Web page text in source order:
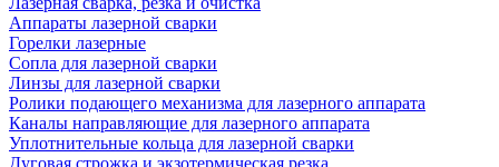
Аппараты лазерной сварки
Горелки лазерные
Сопла для лазерной сварки
Линзы для лазерной сварки
Ролики подающего механизма для лазерного аппарата
Каналы направляющие для лазерного аппарата
Уплотнительные кольца для лазерной сварки
Дуговая строжка и экзотермическая резка